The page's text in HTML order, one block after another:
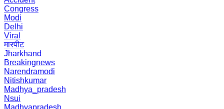
Congress
Modi
Delhi
Viral
मारपीट
Jharkhand
Breakingnews
Narendramodi
Nitishkumar
Madhya_pradesh
Nsui
Madhyapradesh